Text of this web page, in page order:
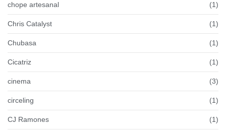
chope artesanal (1)
Chris Catalyst (1)
Chubasa (1)
Cicatriz (1)
cinema (3)
circeling (1)
CJ Ramones (1)